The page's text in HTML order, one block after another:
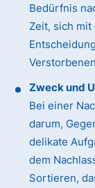
Bedürfnis
Zeit, sich mit
Zweck und
Bei einer
darum,
delikate
dem
Sortieren,